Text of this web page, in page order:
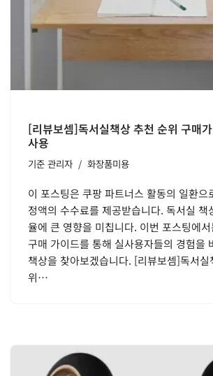
[리뷰보셈]독서실책상 추천 순위 구매
사용
기준 관리자 화장품미용
이 포스팅은 쿠팡 파트너스 활동의 일환으
정액의 수수료를 제공받습니다. 독서실 책
율에 큰 영향을 미칩니다. 이번 포스팅에
구매 가이드를 통해 실사용자들의 경험을
책상을 찾아보겠습니다. [리뷰보셈]독서실
위…